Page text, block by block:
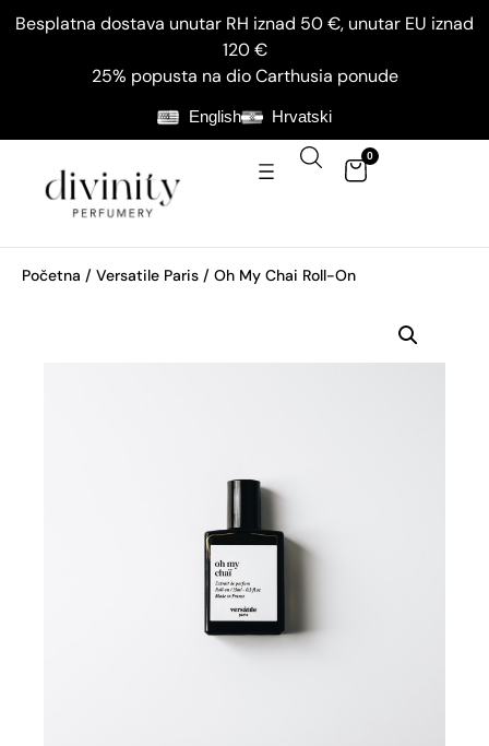
Besplatna dostava unutar RH iznad 50 €, unutar EU iznad
120 €
25% popusta na dio Carthusia ponude
English Hrvatski
0
Početna / Versatile Paris / Oh My Chai Roll-On